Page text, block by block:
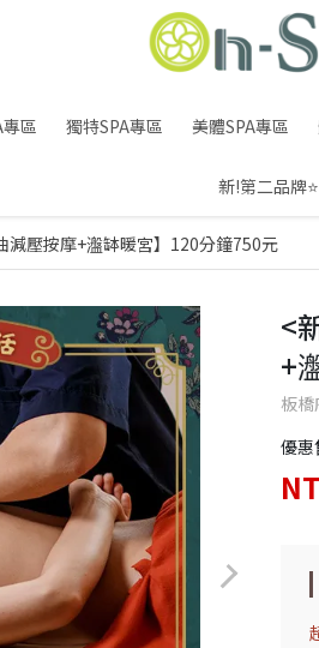
區 獨特SPA專區 美體SPA專區
新!第二品牌⭐
壓按摩+瀊缽暖宮】120分鐘750元
<
+
板橋
優惠